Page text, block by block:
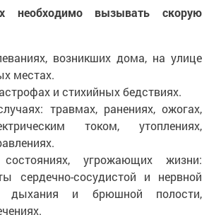
необходимо вызывать скорую
возникших дома, на улице
местах.
и стихийных бедствиях.
травмах, ранениях, ожогах,
током, утоплениях,
угрожающих жизни:
сердечно-сосудистой и нервной
дыхания и брюшной полости,